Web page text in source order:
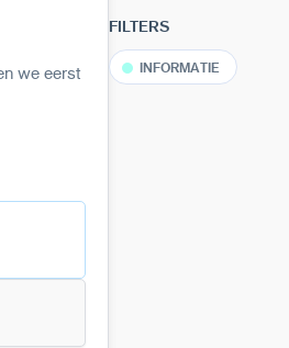
we eerst
FILTERS
INFORMATIE